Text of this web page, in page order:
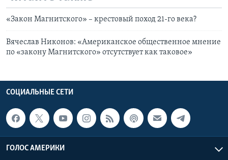
«Закон Магнитского» – крестовый поход 21-го века?
Вячеслав Никонов: «Американское общественное мнение
по «закону Магнитского» отсутствует как таковое»
СОЦИАЛЬНЫЕ СЕТИ
ГОЛОС АМЕРИКИ